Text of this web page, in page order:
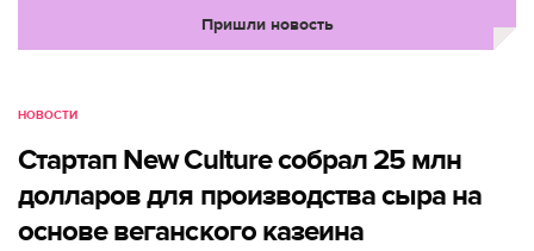
Пришли новость
НОВОСТИ
Стартап New Culture собрал 25 млн
долларов для производства сыра на
основе веганского казеина